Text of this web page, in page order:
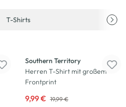
T-Shirts
Southern Territory
Herren T-Shirt mit großem
Frontprint
9,99 € 19,99 €